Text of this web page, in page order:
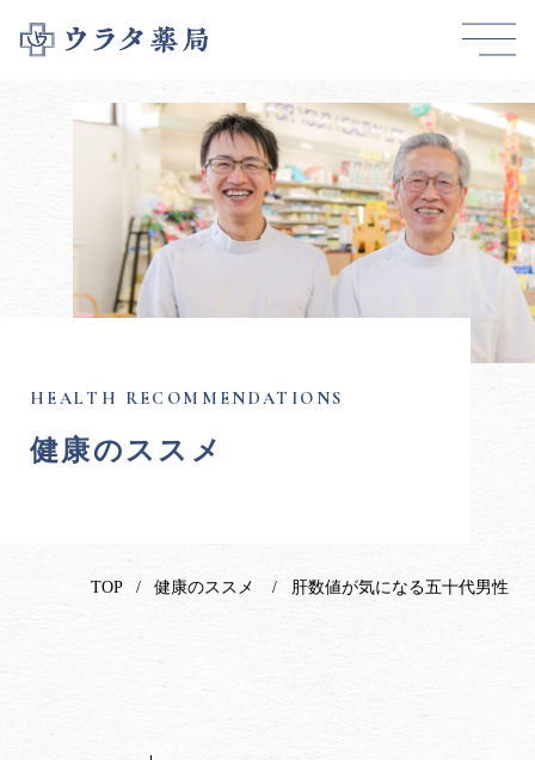
健康のススメ
TOP 健康のススメ 肝数値が気になる五十代男性